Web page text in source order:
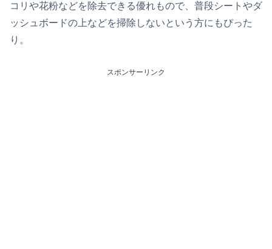
コリや花粉などを除去できる優れもので、普段シートやダ
ッシュボードの上などを掃除しないという方にもぴった
り。
スポンサーリンク